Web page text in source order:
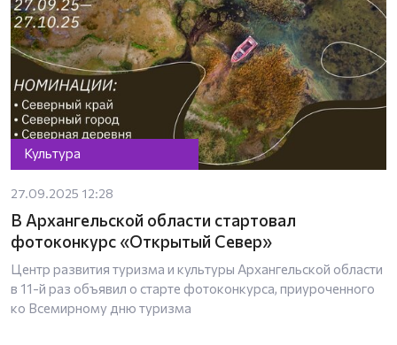
Культура
27.09.2025 12:28
В Архангельской области стартовал
фотоконкурс «Открытый Север»
Центр развития туризма и культуры Архангельской области
в 11-й раз объявил о старте фотоконкурса, приуроченного
ко Всемирному дню туризма